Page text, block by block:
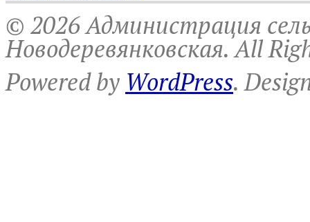
© 2026 Администрация
Новодеревянковская. All
Powered by WordPress.